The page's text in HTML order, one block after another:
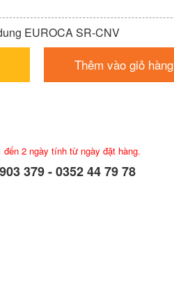
EUROCA SR-CNV
Thêm vào giỏ hàng
2 ngày tính từ ngày đặt hàng.
379 - 0352 44 79 78